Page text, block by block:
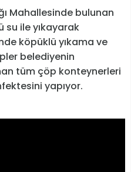
Mahallesinde bulunan
su ile yıkayarak
köpüklü yıkama ve
belediyenin
tüm çöp konteynerleri
yapıyor.